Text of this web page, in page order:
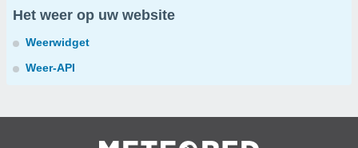
Het weer op uw website
Weerwidget
Weer-API